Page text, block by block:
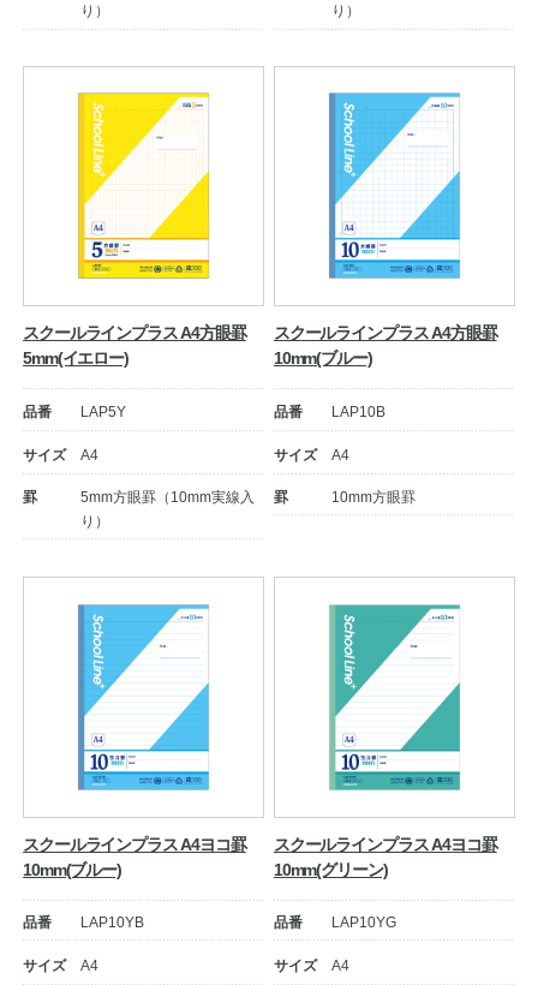
り）
り）
スクールラインプラス A4方眼罫
5mm(イエロー)
品番 LAP5Y
サイズ A4
罫
5mm方眼罫（10mm実線入
り）
スクールラインプラス A4方眼罫
10mm(ブルー)
品番 LAP10B
サイズ A4
罫 10mm方眼罫
スクールラインプラス A4ヨコ罫
10mm(ブルー)
品番 LAP10YB
サイズ A4
スクールラインプラス A4ヨコ罫
10mm(グリーン)
品番 LAP10YG
サイズ A4